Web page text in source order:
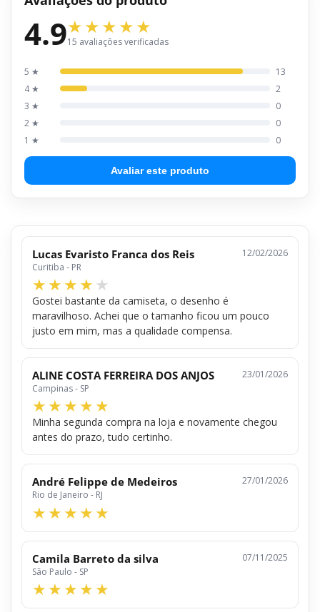
4.915 avaliações verificadas
5 ★
13
4 ★
2
3 ★
0
2 ★
0
1 ★
0
Avaliar este produto
Lucas Evaristo Franca dos Reis
Curitiba - PR
12/02/2026
Gostei bastante da camiseta, o desenho é
maravilhoso. Achei que o tamanho ficou um pouco
justo em mim, mas a qualidade compensa.
ALINE COSTA FERREIRA DOS ANJOS
Campinas - SP
23/01/2026
Minha segunda compra na loja e novamente chegou
antes do prazo, tudo certinho.
André Felippe de Medeiros
Rio de Janeiro - RJ
27/01/2026
Camila Barreto da silva
São Paulo - SP
07/11/2025